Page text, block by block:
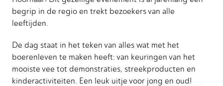
begrip in de regio en trekt bezoekers van alle
leeftijden.
De dag staat in het teken van alles wat met het
boerenleven te maken heeft: van keuringen van het
mooiste vee tot demonstraties, streekproducten en
kinderactiviteiten. Een leuk uitje voor jong en oud!